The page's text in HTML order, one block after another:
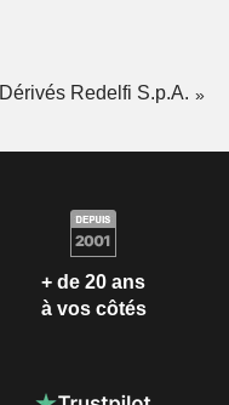
Dérivés Redelfi S.p.A.
+ de 20 ans
à vos côtés